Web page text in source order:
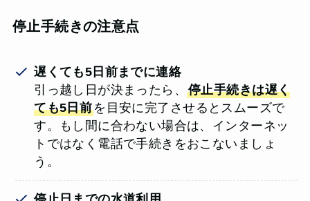
停止手続きの注意点
遅くても5日前までに連絡
引っ越し日が決まったら、停止手続きは遅く
ても5日前を目安に完了させるとスムーズで
す。もし間に合わない場合は、インターネッ
トではなく電話で手続きをおこないましょ
う。